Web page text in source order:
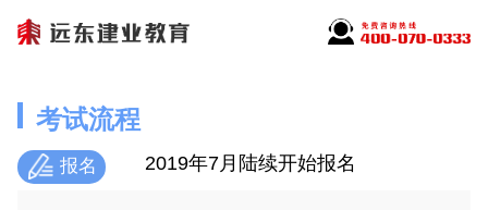
考试流程
报名 2019年7月陆续开始报名